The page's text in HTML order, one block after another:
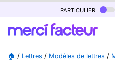
particulier
🏠 / Lettres / Modèles de lettres /